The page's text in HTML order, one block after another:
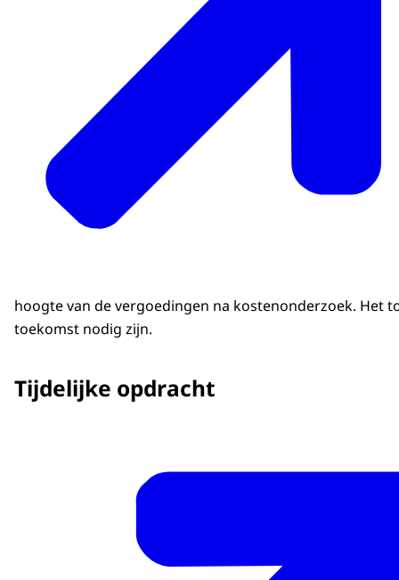
hoogte van de vergoedingen na kostenonderzoek. Het
toekomst nodig zijn.
Tijdelijke opdracht